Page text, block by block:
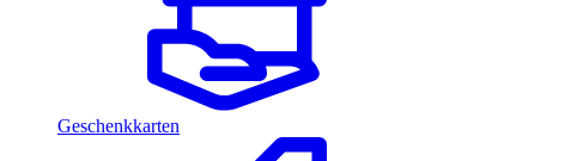
Geschenkkarten